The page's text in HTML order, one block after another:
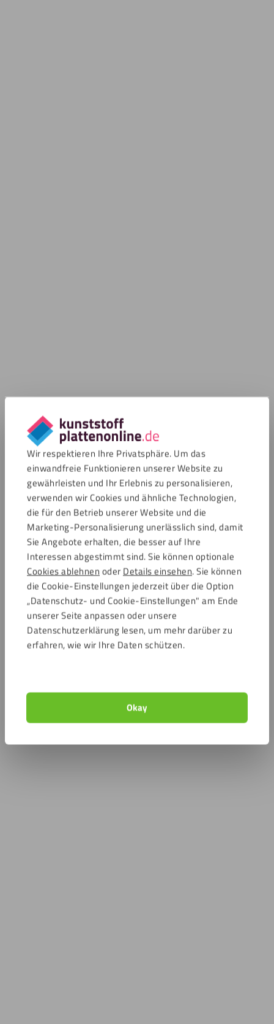
Wir respektieren Ihre Privatsphäre. Um das
einwandfreie Funktionieren unserer Website zu
gewährleisten und Ihr Erlebnis zu personalisieren,
verwenden wir Cookies und ähnliche Technologien,
die für den Betrieb unserer Website und die
Marketing-Personalisierung unerlässlich sind, damit
Sie Angebote erhalten, die besser auf Ihre
Interessen abgestimmt sind. Sie können optionale
Cookies ablehnen oder Details einsehen. Sie können
die Cookie-Einstellungen jederzeit über die Option
„Datenschutz- und Cookie-Einstellungen" am Ende
unserer Seite anpassen oder unsere
Datenschutzerklärung lesen, um mehr darüber zu
erfahren, wie wir Ihre Daten schützen.
Okay